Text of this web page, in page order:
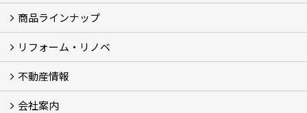
家づくりコンセプト (2)
家づくりの特徴 (16)
□高性能住宅 (4)
□OMソーラーハウス (5)
□55歳からの家づくり
□わざわ座
□快適性 (4)
□光熱費 (3)
家づくりコラム
メンテナンス
商品ラインナップ
モデルハウス「Vita -ヴィータ-」
リノベーション モデルハウス「Crear -クレア-」
平屋の家
建築家とつくる家 (10)
リフォーム・リノベ
セイコーのリフォーム・リノベ
もっと知りたい、セイコーのリフォーム・リノベ
不動産情報
田宮・矢三の不動産ならセイコーハウジング
土地・中古住宅情報
賃貸情報
実家相続
ECOTOWN西矢三第3期・第4期分譲中
会社案内